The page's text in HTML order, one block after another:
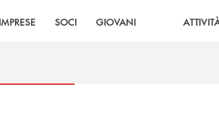
IMPRESE SOCI GIOVANI